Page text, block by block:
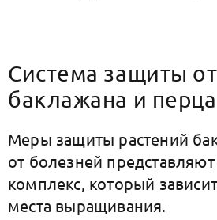
Система защиты
баклажана и перца
Меры защиты растений
от болезней
комплекс, который
места выращивания.